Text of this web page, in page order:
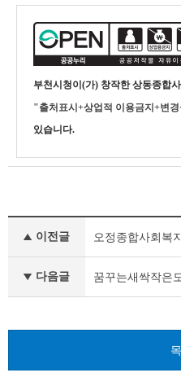
부천시청이(가) 창작한상동종합
"출처표시+상업적 이용금지+변
있습니다.
정
탁
이전글 오정종합사회복
다음글 꿈꾸는새싹작은